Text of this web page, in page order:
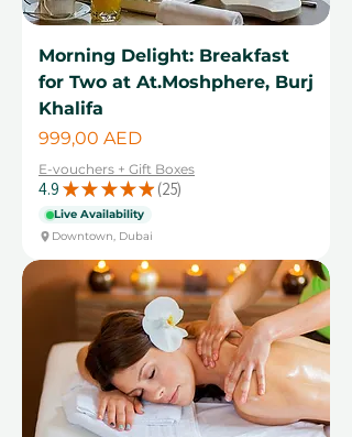
Morning Delight: Breakfast
for Two at At.Moshphere, Burj
Khalifa
Cena
999,00 AED
E-vouchers + Gift Boxes
4.9 ★ ★ ★ ★ ★ 25
25
Live Availability
Downtown, Dubai